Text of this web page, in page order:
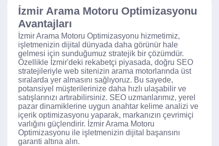
İzmir Arama Motoru Optimizasyonu
Avantajları
İzmir Arama Motoru Optimizasyonu hizmetimiz,
işletmenizin dijital dünyada daha görünür hale
gelmesi için sunduğumuz stratejik bir çözümdür.
Özellikle İzmir'deki rekabetçi piyasada, doğru SEO
stratejileriyle web sitenizin arama motorlarında üst
sıralarda yer almasını sağlıyoruz. Bu sayede,
potansiyel müşterilerinize daha hızlı ulaşabilir ve
satışlarınızı artırabilirsiniz. SEO uzmanlarımız, yerel
pazar dinamiklerine uygun anahtar kelime analizi ve
içerik optimizasyonu yaparak, markanızın çevrimiçi
varlığını güçlendirir. İzmir Arama Motoru
Optimizasyonu ile işletmenizin dijital başarısını
garanti altına alın.